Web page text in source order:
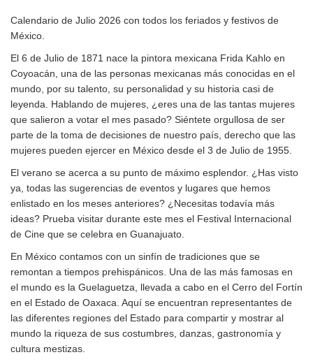
Calendario de Julio 2026 con todos los feriados y festivos de
México.
El 6 de Julio de 1871 nace la pintora mexicana Frida Kahlo en
Coyoacán, una de las personas mexicanas más conocidas en el
mundo, por su talento, su personalidad y su historia casi de
leyenda. Hablando de mujeres, ¿eres una de las tantas mujeres
que salieron a votar el mes pasado? Siéntete orgullosa de ser
parte de la toma de decisiones de nuestro país, derecho que las
mujeres pueden ejercer en México desde el 3 de Julio de 1955.
El verano se acerca a su punto de máximo esplendor. ¿Has visto
ya, todas las sugerencias de eventos y lugares que hemos
enlistado en los meses anteriores? ¿Necesitas todavía más
ideas? Prueba visitar durante este mes el Festival Internacional
de Cine que se celebra en Guanajuato.
En México contamos con un sinfín de tradiciones que se
remontan a tiempos prehispánicos. Una de las más famosas en
el mundo es la Guelaguetza, llevada a cabo en el Cerro del Fortín
en el Estado de Oaxaca. Aquí se encuentran representantes de
las diferentes regiones del Estado para compartir y mostrar al
mundo la riqueza de sus costumbres, danzas, gastronomía y
cultura mestizas.